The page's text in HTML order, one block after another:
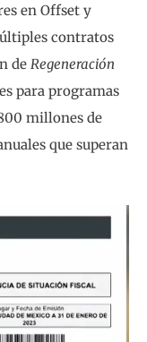
en Offset y
contratos
de Regeneración
para programas
millones de
que superan